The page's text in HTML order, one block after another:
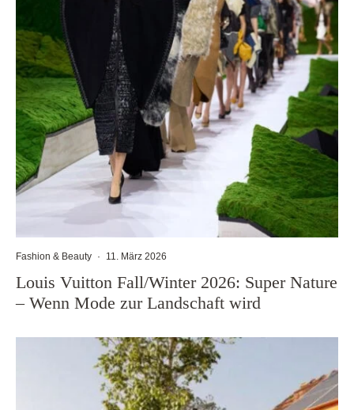
Fashion & Beauty · 11. März 2026
Louis Vuitton Fall/Winter 2026: Super Nature
– Wenn Mode zur Landschaft wird